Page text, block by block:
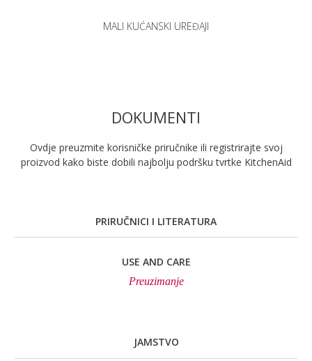
MALI KUĆANSKI UREĐAJI
DOKUMENTI
Ovdje preuzmite korisničke priručnike ili registrirajte svoj
proizvod kako biste dobili najbolju podršku tvrtke KitchenAid
PRIRUČNICI I LITERATURA
USE AND CARE
Preuzimanje
JAMSTVO